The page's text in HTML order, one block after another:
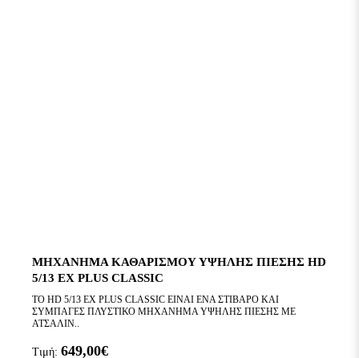
ΜΗΧΑΝΗΜΑ ΚΑΘΑΡΙΣΜΟΥ ΥΨΗΛΗΣ ΠΙΕΣΗΣ HD
5/13 EX PLUS CLASSIC
ΤΟ HD 5/13 EX PLUS CLASSIC ΕΙΝΑΙ ΕΝΑ ΣΤΙΒΑΡΟ ΚΑΙ
ΣΥΜΠΑΓΕΣ ΠΛΥΣΤΙΚΟ ΜΗΧΑΝΗΜΑ ΥΨΗΛΗΣ ΠΙΕΣΗΣ ΜΕ
ΑΤΣΑΛΙΝ..
Τιμή: 649,00€